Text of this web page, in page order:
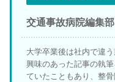
交通事故病院編集
大学卒業後は社内で違
興味のあった記事の執
ていたこともあり、整